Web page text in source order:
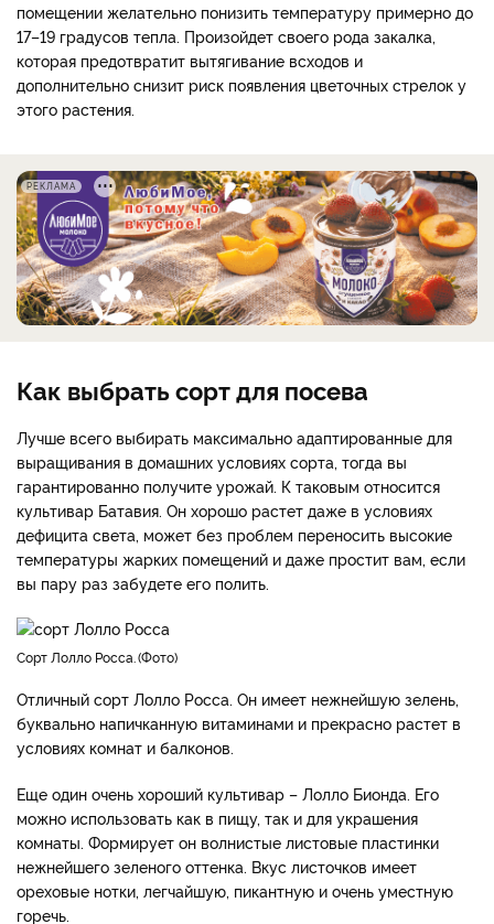
помещении желательно понизить температуру примерно до
17–19 градусов тепла. Произойдет своего рода закалка,
которая предотвратит вытягивание всходов и
дополнительно снизит риск появления цветочных стрелок у
этого растения.
РЕКЛАМА
Как выбрать сорт для посева
Лучше всего выбирать максимально адаптированные для
выращивания в домашних условиях сорта, тогда вы
гарантированно получите урожай. К таковым относится
культивар Батавия. Он хорошо растет даже в условиях
дефицита света, может без проблем переносить высокие
температуры жарких помещений и даже простит вам, если
вы пару раз забудете его полить.
Сорт Лолло Росса. Фото
Отличный сорт Лолло Росса. Он имеет нежнейшую зелень,
буквально напичканную витаминами и прекрасно растет в
условиях комнат и балконов.
Еще один очень хороший культивар – Лолло Бионда. Его
можно использовать как в пищу, так и для украшения
комнаты. Формирует он волнистые листовые пластинки
нежнейшего зеленого оттенка. Вкус листочков имеет
ореховые нотки, легчайшую, пикантную и очень уместную
горечь.